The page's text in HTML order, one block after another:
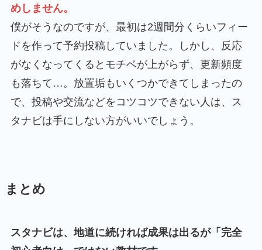
めしません。
僕がそうなのですが、最初は2週間分くらいフィー
ドを作って予約投稿していました。しかし、反応
がなくなってくるとモチベが上がらず、更新頻度
も落ちて…。放置垢もいくつかできてしまったの
で、投稿や交流などをコツコツできない人は、ス
タナビは手にしない方がいいでしょう。
まとめ
スタナビは、地道に続ければ成果は出るが「完全